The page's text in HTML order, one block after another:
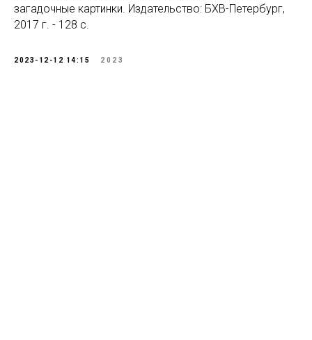
загадочные картинки. Издательство: БХВ-Петербург,
2017 г. - 128 с.
2023-12-12 14:15 2023